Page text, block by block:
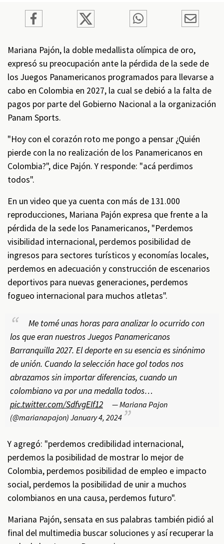
Mariana Pajón, la doble medallista olímpica de oro,
expresó su preocupación ante la pérdida de la sede de
los Juegos Panamericanos programados para llevarse a
cabo en Colombia en 2027, la cual se debió a la falta de
pagos por parte del Gobierno Nacional a la organización
Panam Sports.
"Hoy con el corazón roto me pongo a pensar ¿Quién
pierde con la no realización de los Panamericanos en
Colombia?", dice Pajón. Y responde: "acá perdimos
todos".
En un video que ya cuenta con más de 131.000
reproducciones, Mariana Pajón expresa que frente a la
pérdida de la sede los Panamericanos, "Perdemos
visibilidad internacional, perdemos posibilidad de
ingresos para sectores turísticos y economías locales,
perdemos en adecuación y construcción de escenarios
deportivos para nuevas generaciones, perdemos
fogueo internacional para muchos atletas".
Me tomé unas horas para analizar lo ocurrido con
los que eran nuestros Juegos Panamericanos
Barranquilla 2027. El deporte en su esencia es sinónimo
de unión. Cuando la selección hace gol todos nos
abrazamos sin importar diferencias, cuando un
colombiano va por una medalla todos…
pic.twitter.com/SdfvgEIf12
— Mariana Pajon
(@marianapajon) January 4, 2024
Y agregó: "perdemos credibilidad internacional,
perdemos la posibilidad de mostrar lo mejor de
Colombia, perdemos posibilidad de empleo e impacto
social, perdemos la posibilidad de unir a muchos
colombianos en una causa, perdemos futuro".
Mariana Pajón, sensata en sus palabras también pidió al
final del multimedia buscar soluciones y así recuperar la